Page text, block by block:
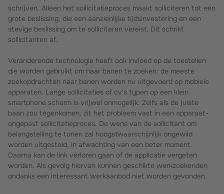
schrijven. Alleen het sollicitatieproces maakt solliciteren tot een
grote beslissing, die een aanzienlijke tijdsinvestering en een
stevige beslissing om te solliciteren vereist. Dit schrikt
sollicitanten af.
Veranderende technologie heeft ook invloed op de toestellen
die worden gebruikt om naar banen te zoeken: de meeste
zoekopdrachten naar banen worden nu uitgevoerd op mobiele
apparaten. Lange sollicitaties of cv's typen op een klein
smartphone scherm is vrijwel onmogelijk. Zelfs als de juiste
baan zou tegenkomen, zit het probleem vast in een apparaat-
ongepast sollicitatieproces. De wens van de sollicitant om
belangstelling te tonen zal hoogstwaarschijnlijk ongewild
worden uitgesteld, in afwachting van een beter moment.
Daarna kan de link verloren gaan of de applicatie vergeten
worden. Als gevolg hiervan kunnen geschikte werkzoekenden
ondanks een interessant werkaanbod niet worden gevonden.